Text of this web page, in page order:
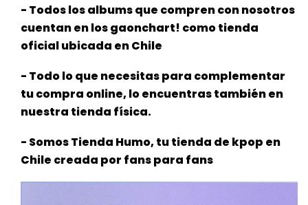
- Todos los albums que compren con nosotros
cuentan en los gaonchart! como tienda
oficial ubicada en Chile
- Todo lo que necesitas para complementar
tu compra online, lo encuentras también en
nuestra tienda física.
- Somos Tienda Humo, tu tienda de kpop en
Chile creada por fans para fans